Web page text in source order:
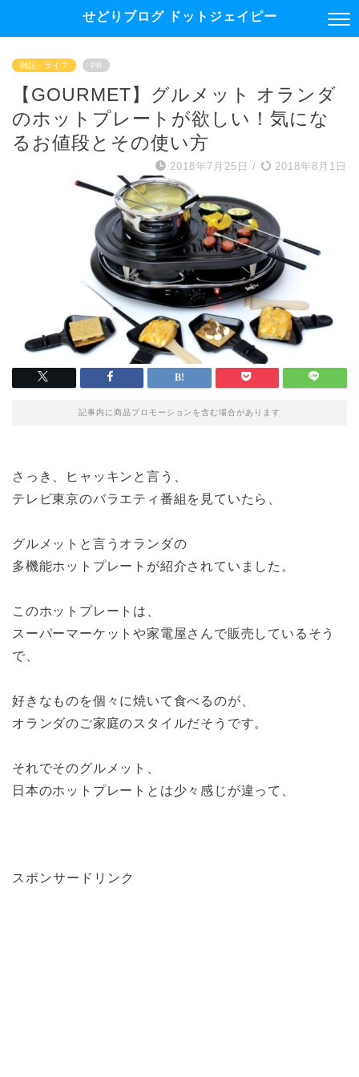
せどりブログ ドットジェイピー
雑記・ライフ PR
【GOURMET】グルメット オランダ
のホットプレートが欲しい！気にな
るお値段とその使い方
2018年7月25日 / 2018年8月1日
記事内に商品プロモーションを含む場合があります
さっき、ヒャッキンと言う、
テレビ東京のバラエティ番組を見ていたら、
グルメットと言うオランダの
多機能ホットプレートが紹介されていました。
このホットプレートは、
スーパーマーケットや家電屋さんで販売しているそう
で、
好きなものを個々に焼いて食べるのが、
オランダのご家庭のスタイルだそうです。
それでそのグルメット、
日本のホットプレートとは少々感じが違って、
スポンサードリンク